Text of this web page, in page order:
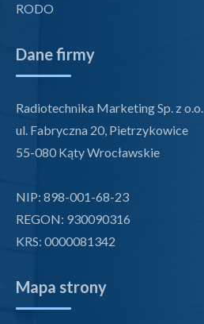
RODO
Dane firmy
Radiotechnika Marketing Sp. z o.o.
ul. Fabryczna 20, Pietrzykowice
55-080 Kąty Wrocławskie
NIP: 898-001-68-23
REGON: 930090316
KRS: 0000081342
Mapa strony